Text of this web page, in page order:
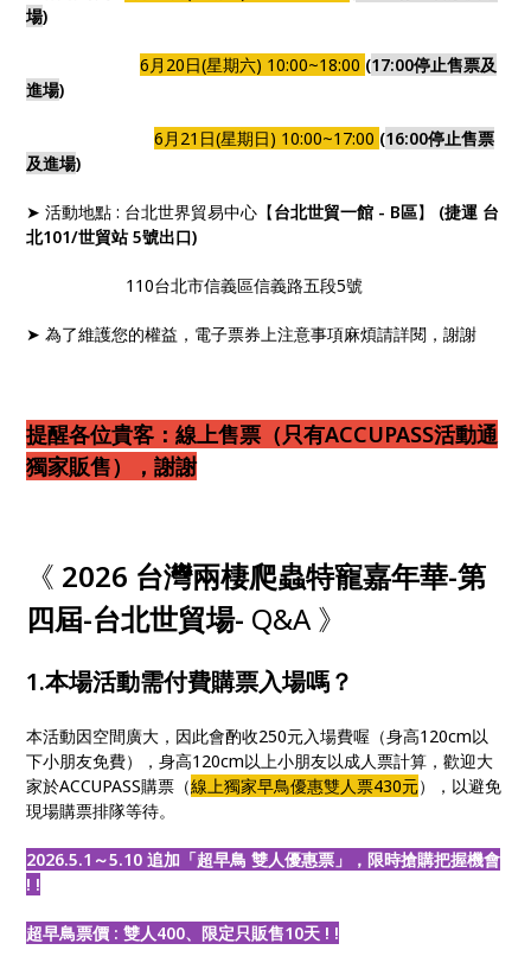
場)
6月20日(星期六) 10:00~18:00 (17:00停止售票及
進場)
6月21日(星期日) 10:00~17:00 (16:00停止售票
及進場)
➤ 活動地點 : 台北世界貿易中心【台北世貿一館 - B區】
(捷運 台
北101/世貿站 5號出口)
110台北市信義區信義路五段5號
➤ 為了維護您的權益，電子票券上注意事項麻煩請詳閱，謝謝
提醒各位貴客：線上售票（只有ACCUPASS活動通
獨家販售），謝謝
《 2026 台灣兩棲爬蟲特寵嘉年華-第
四屆-台北世貿場- Q&A 》
1.本場活動需付費購票入場嗎？
本活動因空間廣大，因此會酌收250元入場費喔（身高120cm以
下小朋友免費），身高120cm以上小朋友以成人票計算，歡迎大
家於ACCUPASS購票（線上獨家早鳥優惠雙人票430元），以避免
現場購票排隊等待。
2026.5.1～5.10 追加「超早鳥 雙人優惠票」，限時搶購把握機會
! !
超早鳥票價 : 雙人400、限定只販售10天 ! !